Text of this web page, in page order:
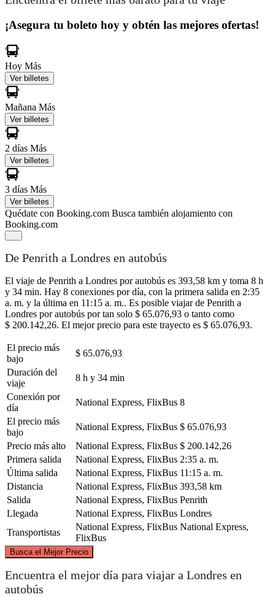
¡Asegura tu boleto hoy y obtén las mejores ofertas!
Hoy Más
Ver billetes
Mañana Más
Ver billetes
2 días Más
Ver billetes
3 días Más
Ver billetes
Quédate con Booking.com Busca también alojamiento con
Booking.com
De Penrith a Londres en autobús
El viaje de Penrith a Londres por autobús es 393,58 km y toma 8 h
y 34 min. Hay 8 conexiones por día, con la primera salida en 2:35
a. m. y la última en 11:15 a. m.. Es posible viajar de Penrith a
Londres por autobús por tan solo $ 65.076,93 o tanto como
$ 200.142,26. El mejor precio para este trayecto es $ 65.076,93.
El precio más
bajo
$ 65.076,93
Duración del
viaje
8 h y 34 min
Conexión por
día
National Express, FlixBus 8
El precio más
bajo
National Express, FlixBus $ 65.076,93
Precio más alto
National Express, FlixBus $ 200.142,26
Primera salida
National Express, FlixBus 2:35 a. m.
Última salida
National Express, FlixBus 11:15 a. m.
Distancia
National Express, FlixBus 393,58 km
Salida
National Express, FlixBus Penrith
Llegada
National Express, FlixBus Londres
Transportistas
National Express, FlixBus National Express,
FlixBus
Busca el Mejor Precio
Encuentra el mejor día para viajar a Londres en
autobús